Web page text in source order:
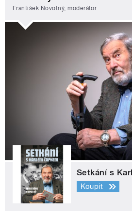
František Novotný, moderátor
Setkání s
Koupit